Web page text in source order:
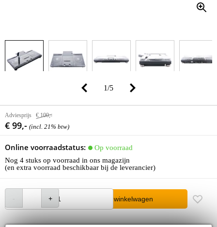
1/5
Adviesprijs € 100,-
€ 99,- (incl. 21% btw)
Online voorraadstatus:
Op voorraad
Nog 4 stuks op voorraad in ons magazijn
(en extra voorraad beschikbaar bij de leverancier)
In winkelwagen